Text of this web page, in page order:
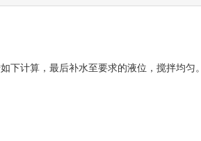
下计算，最后补水至要求的液位，搅拌均匀。